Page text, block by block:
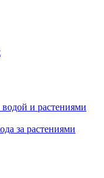
водой и растениями
за растениями